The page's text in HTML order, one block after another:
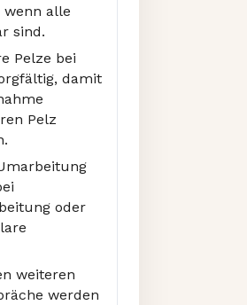
wenn alle
sind.
Pelze bei
damit
Pelz
oder
weiteren
werden